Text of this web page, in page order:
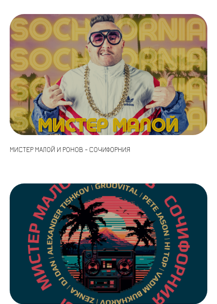
МИСТЕР МАЛОЙ И РОНОВ - СОЧИФОРНИЯ